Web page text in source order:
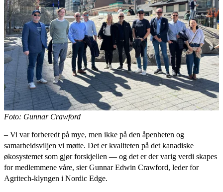
Foto: Gunnar Crawford
– Vi var forberedt på mye, men ikke på den åpenheten og
samarbeidsviljen vi møtte. Det er kvaliteten på det kanadiske
økosystemet som gjør forskjellen — og det er der varig verdi skapes
for medlemmene våre, sier Gunnar Edwin Crawford, leder for
Agritech-klyngen i Nordic Edge.